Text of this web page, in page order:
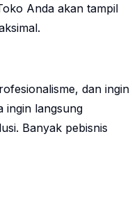
Anda akan tampil
dan ingin
ingin langsung
Banyak pebisnis